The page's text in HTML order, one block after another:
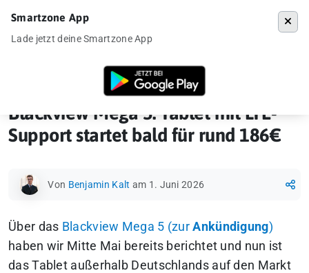
Blackview Mega 5: Tablet mit LTE-Support startet
Blackview Mega 5: Tablet mit LTE-
Support startet bald für rund 186€
Von Benjamin Kalt am 1. Juni 2026
Über das Blackview Mega 5 (zurAnkündigung)
haben wir Mitte Mai bereits berichtet und nun ist
das Tablet außerhalb Deutschlands auf den Markt
Smartzone App
Lade jetzt deine Smartzone App